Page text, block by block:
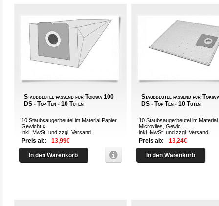
Staubbeutel passend für Tokiwa 100
DS - Top Ten - 10 Tüten
10 Staubsaugerbeutel im Material Papier,
Gewicht c...
inkl. MwSt. und zzgl.Versand
Preis ab: 13,99€
In den Warenkorb
Staubbeutel passend für
DS - Top Ten - 10 Tüten
10 Staubsaugerbeutel im Material
Microvlies, Gewic...
inkl. MwSt. und zzgl.Versand
Preis ab: 13,24€
In den Warenkorb